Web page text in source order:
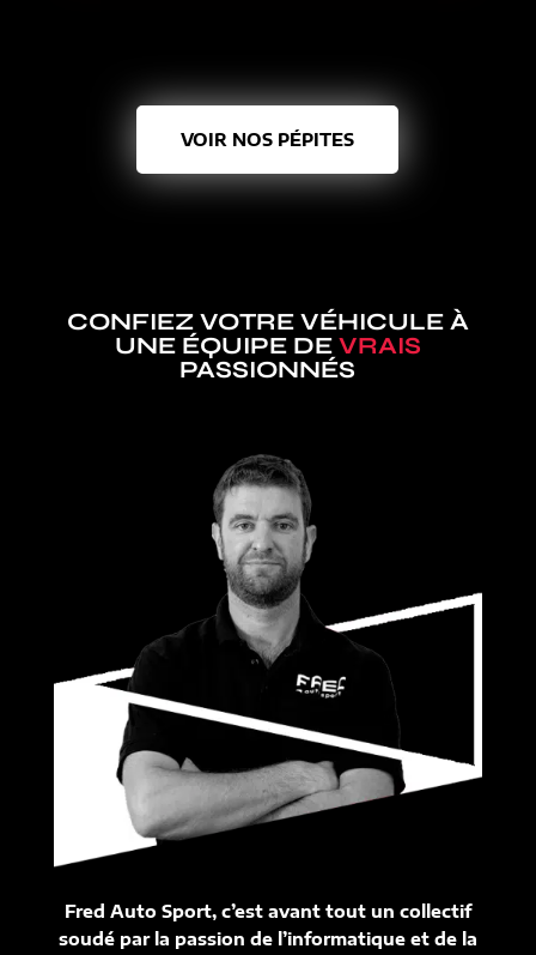
VOIR NOS PÉPITES
CONFIEZ VOTRE VÉHICULE À
UNE ÉQUIPE DE VRAIS
PASSIONNÉS
Fred Auto Sport, c’est avant tout un collectif
soudé par la passion de l’informatique et de la